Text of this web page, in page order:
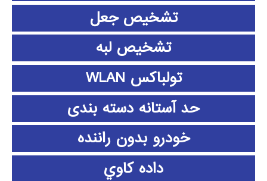
تشخیص جعل
تشخیص لبه
تولباکس WLAN
حد آستانه دسته بندی
خودرو بدون راننده
داده كاوي